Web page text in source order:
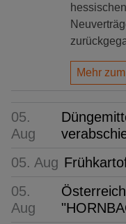
Mehr
05.
Aug
05. Aug
05.
Aug